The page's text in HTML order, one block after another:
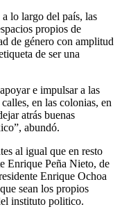
lo largo del país, las
propios de
de género con amplitud
de ser una
e impulsar a las
en las colonias, en
atrás buenas
abundó.
al igual que en resto
Enrique Peña Nieto, de
Enrique Ochoa
sean los propios
instituto politico.